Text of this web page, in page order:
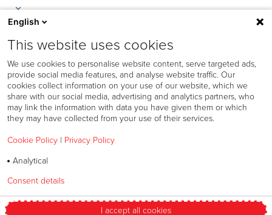
English
This website uses cookies
We use cookies to personalise website content, serve targeted ads,
provide social media features, and analyse website traffic. Our
cookies collect information on your use of our website, which we
share with our social media, advertising and analytics partners, who
may link the information with data you have given them or which
they may have collected from your use of their services.
Cookie Policy | Privacy Policy
Analytical
I accept all cookies
Consent details